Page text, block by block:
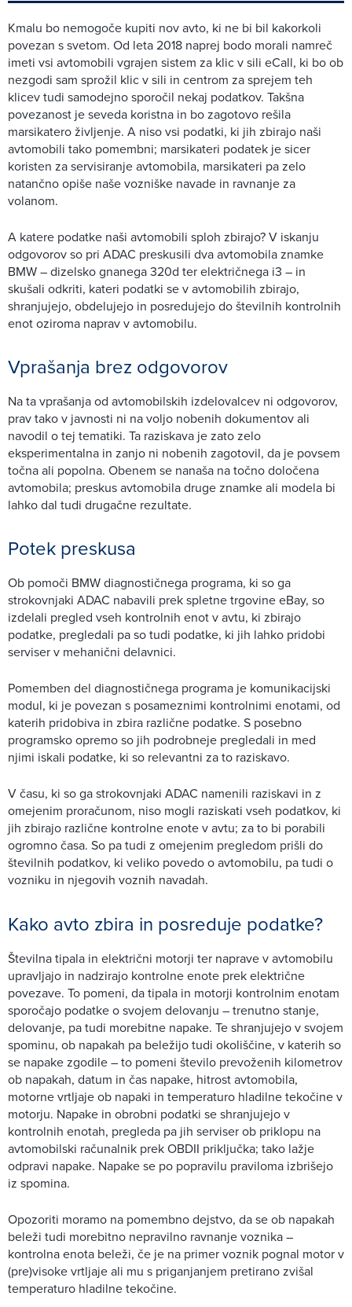
Kmalu bo nemogoče kupiti nov avto, ki ne bi bil kakorkoli
povezan s svetom. Od leta 2018 naprej bodo morali namreč
imeti vsi avtomobili vgrajen sistem za klic v sili eCall, ki bo ob
nezgodi sam sprožil klic v sili in centrom za sprejem teh
klicev tudi samodejno sporočil nekaj podatkov. Takšna
povezanost je seveda koristna in bo zagotovo rešila
marsikatero življenje. A niso vsi podatki, ki jih zbirajo naši
avtomobili tako pomembni; marsikateri podatek je sicer
koristen za servisiranje avtomobila, marsikateri pa zelo
natančno opiše naše vozniške navade in ravnanje za
volanom.
A katere podatke naši avtomobili sploh zbirajo? V iskanju
odgovorov so pri ADAC preskusili dva avtomobila znamke
BMW – dizelsko gnanega 320d ter električnega i3 – in
skušali odkriti, kateri podatki se v avtomobilih zbirajo,
shranjujejo, obdelujejo in posredujejo do številnih kontrolnih
enot oziroma naprav v avtomobilu.
Vprašanja brez odgovorov
Na ta vprašanja od avtomobilskih izdelovalcev ni odgovorov,
prav tako v javnosti ni na voljo nobenih dokumentov ali
navodil o tej tematiki. Ta raziskava je zato zelo
eksperimentalna in zanjo ni nobenih zagotovil, da je povsem
točna ali popolna. Obenem se nanaša na točno določena
avtomobila; preskus avtomobila druge znamke ali modela bi
lahko dal tudi drugačne rezultate.
Potek preskusa
Ob pomoči BMW diagnostičnega programa, ki so ga
strokovnjaki ADAC nabavili prek spletne trgovine eBay, so
izdelali pregled vseh kontrolnih enot v avtu, ki zbirajo
podatke, pregledali pa so tudi podatke, ki jih lahko pridobi
serviser v mehanični delavnici.
Pomemben del diagnostičnega programa je komunikacijski
modul, ki je povezan s posameznimi kontrolnimi enotami, od
katerih pridobiva in zbira različne podatke. S posebno
programsko opremo so jih podrobneje pregledali in med
njimi iskali podatke, ki so relevantni za to raziskavo.
V času, ki so ga strokovnjaki ADAC namenili raziskavi in z
omejenim proračunom, niso mogli raziskati vseh podatkov, ki
jih zbirajo različne kontrolne enote v avtu; za to bi porabili
ogromno časa. So pa tudi z omejenim pregledom prišli do
številnih podatkov, ki veliko povedo o avtomobilu, pa tudi o
vozniku in njegovih voznih navadah.
Kako avto zbira in posreduje podatke?
Številna tipala in električni motorji ter naprave v avtomobilu
upravljajo in nadzirajo kontrolne enote prek električne
povezave. To pomeni, da tipala in motorji kontrolnim enotam
sporočajo podatke o svojem delovanju – trenutno stanje,
delovanje, pa tudi morebitne napake. Te shranjujejo v svojem
spominu, ob napakah pa beležijo tudi okoliščine, v katerih so
se napake zgodile – to pomeni število prevoženih kilometrov
ob napakah, datum in čas napake, hitrost avtomobila,
motorne vrtljaje ob napaki in temperaturo hladilne tekočine v
motorju. Napake in obrobni podatki se shranjujejo v
kontrolnih enotah, pregleda pa jih serviser ob priklopu na
avtomobilski računalnik prek OBDII priključka; tako lažje
odpravi napake. Napake se po popravilu praviloma izbrišejo
iz spomina.
Opozoriti moramo na pomembno dejstvo, da se ob napakah
beleži tudi morebitno nepravilno ravnanje voznika –
kontrolna enota beleži, če je na primer voznik pognal motor v
(pre)visoke vrtljaje ali mu s priganjanjem pretirano zvišal
temperaturo hladilne tekočine.